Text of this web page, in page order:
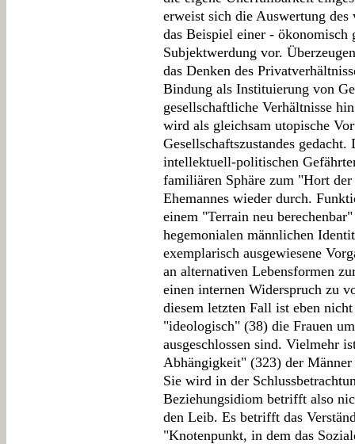
erweist sich die Auswertung
das Beispiel einer - ökonomisch
Subjektwerdung vor.
das Denken des
Bindung als Instituierung von
gesellschaftliche Verhältnisse
wird als gleichsam utopische
Gesellschaftszustandes
intellektuell-politischen
familiären Sphäre zum "Hort
Ehemannes wieder durch.
einem "Terrain neu
hegemonialen männlichen
exemplarisch ausgewiesene
an alternativen Lebensformen
einen internen Widerspruch zu
diesem letzten Fall ist eben
"ideologisch" (38) die Frauen
ausgeschlossen sind. Vielmehr
Abhängigkeit" (323) der
Sie wird in der
Beziehungsidiom betrifft also
den Leib. Es betrifft das
"Knotenpunkt, in dem das